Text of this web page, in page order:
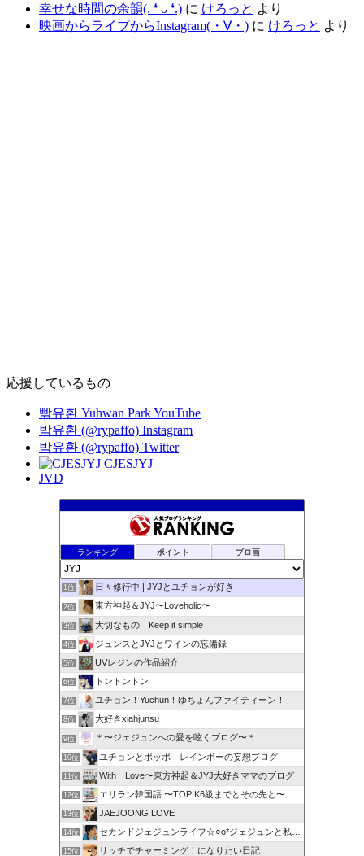
幸せな時間の余韻(⁠.⁠ ⁠❛⁠ ⁠ᴗ⁠ ⁠❛⁠.⁠) に けろっと より
映画からライブからInstagram(⁠・⁠∀⁠・⁠) に けろっと より
応援しているもの
빢유환 Yuhwan Park YouTube
박유환 (@rypaffo) Instagram
박유환 (@rypaffo) Twitter
CJESJYJ
JVD
ランキング ポイント ブロ画
1位 日々修行中 | JYJとユチョンが好き
2位 東方神起＆JYJ〜Loveholic〜
3位 大切なもの Keep it simple
4位 ジュンスとJYJとワインの忘備録
5位 UVレジンの作品紹介
6位 トントントン
7位 ユチョン！Yuchun！ゆちょんファイティーン！
8位 大好きxiahjunsu
9位 ＊〜ジェジュンへの愛を呟くブログ〜＊
10位 ユチョンとポッポ レインボーの妄想ブログ
11位 With Love〜東方神起＆JYJ大好きママのブログ
12位 エリラン韓国語 〜TOPIK6級までとその先と〜
13位 JAEJOONG LOVE
14位 セカンドジェジュンライフ☆○o*ジェジュンと私 * o○☆
15位 リッチでチャーミング！になりたい日記